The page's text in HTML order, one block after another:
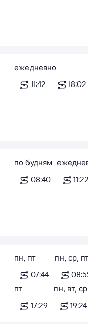
ежедневно
11:42
18:02
по будням
08:40
11:22
пн, пт
07:44
пн, ср, пт
пт
17:29
пн, вт, ср
19:24